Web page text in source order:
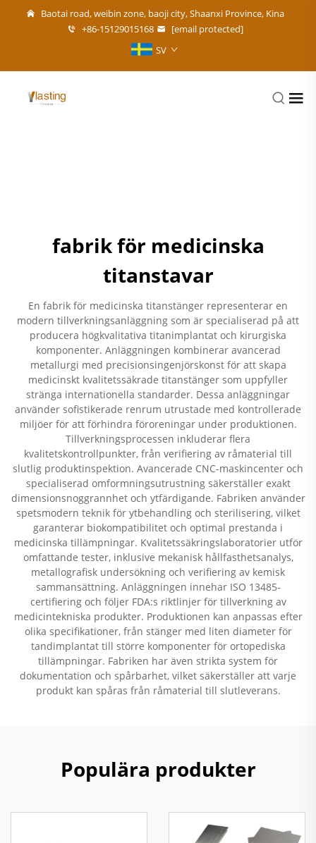
Baotai road, weibin zone, baoji city, Shaanxi Province, Kina
+86-15129015168
[email protected]
SV
fabrik för medicinska
titanstavar
En fabrik för medicinska titanstänger representerar en
modern tillverkningsanläggning som är specialiserad på att
producera högkvalitativa titanimplantat och kirurgiska
komponenter. Anläggningen kombinerar avancerad
metallurgi med precisionsingenjörskonst för att skapa
medicinskt kvalitetssäkrade titanstänger som uppfyller
stränga internationella standarder. Dessa anläggningar
använder sofistikerade renrum utrustade med kontrollerade
miljöer för att förhindra föroreningar under produktionen.
Tillverkningsprocessen inkluderar flera
kvalitetskontrollpunkter, från verifiering av råmaterial till
slutlig produktinspektion. Avancerade CNC-maskincenter och
specialiserad omformningsutrustning säkerställer exakt
dimensionsnoggrannhet och ytfärdigande. Fabriken använder
spetsmodern teknik för ytbehandling och sterilisering, vilket
garanterar biokompatibilitet och optimal prestanda i
medicinska tillämpningar. Kvalitetssäkringslaboratorier utför
omfattande tester, inklusive mekanisk hållfasthetsanalys,
metallografisk undersökning och verifiering av kemisk
sammansättning. Anläggningen innehar ISO 13485-
certifiering och följer FDA:s riktlinjer för tillverkning av
medicintekniska produkter. Produktionen kan anpassas efter
olika specifikationer, från stänger med liten diameter för
tandimplantat till större komponenter för ortopediska
tillämpningar. Fabriken har även strikta system för
dokumentation och spårbarhet, vilket säkerställer att varje
produkt kan spåras från råmaterial till slutleverans.
Populära produkter